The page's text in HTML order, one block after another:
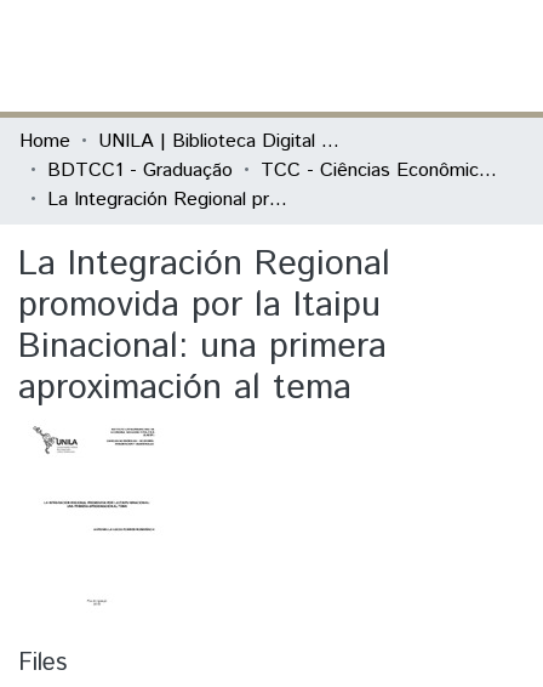
Communities & Collections
All of DSpace
Home
UNILA | Biblioteca Digital de Trabalhos de Conclusão de Curso
BDTCC1 - Graduação
TCC - Ciências Econômicas - Economia, Integração e Desenvolvimento
La Integración Regional promovida por la Itaipu Binacional: una primera aproximación al tema
La Integración Regional
promovida por la Itaipu
Binacional: una primera
aproximación al tema
Files